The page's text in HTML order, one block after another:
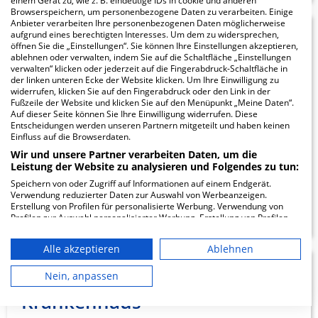
22.73
Evangelisches
Krankenhaus
Düsseldorf
Kirchfeldstr. 40
40217 Düsseldorf
ZUM PROFIL
Alexius/Josef
Krankenhaus -
Browserspeichern, um personenbezogene Daten zu verarbeiten. Einige
Anbieter verarbeiten Ihre personenbezogenen Daten möglicherweise
aufgrund eines berechtigten Interesses. Um dem zu widersprechen,
öffnen Sie die „Einstellungen“. Sie können Ihre Einstellungen akzeptieren,
ablehnen oder verwalten, indem Sie auf die Schaltfläche „Einstellungen
verwalten“ klicken oder jederzeit auf die Fingerabdruck-Schaltfläche in
der linken unteren Ecke der Website klicken. Um Ihre Einwilligung zu
widerrufen, klicken Sie auf den Fingerabdruck oder den Link in der
Fußzeile der Website und klicken Sie auf den Menüpunkt „Meine Daten“.
Auf dieser Seite können Sie Ihre Einwilligung widerrufen. Diese
Entscheidungen werden unseren Partnern mitgeteilt und haben keinen
Einfluss auf die Browserdaten.
Wir und unsere Partner verarbeiten Daten, um die
Leistung der Website zu analysieren und Folgendes zu tun:
Speichern von oder Zugriff auf Informationen auf einem Endgerät.
Verwendung reduzierter Daten zur Auswahl von Werbeanzeigen.
Erstellung von Profilen für personalisierte Werbung. Verwendung von
Profilen zur Auswahl personalisierter Werbung. Erstellung von Profilen
personalisierter Inhalte. Messung der Werbeleistung. Messung der
Performance von Inhalten. Analyse von Zielgruppen durch Statistiken
oder Kombinationen von Daten aus verschiedenen Quellen. Entwicklung
und Verbesserung der Angebote. Verwendung reduzierter Daten zur
Auswahl von Inhalten.
die USA gesendet werden.
Alle akzeptieren
Ablehnen
Nein, anpassen